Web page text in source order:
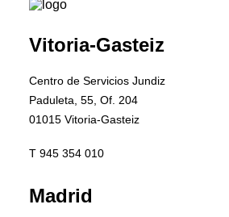
Vitoria-Gasteiz
Centro de Servicios Jundiz
Paduleta, 55, Of. 204
01015 Vitoria-Gasteiz
T 945 354 010
Madrid